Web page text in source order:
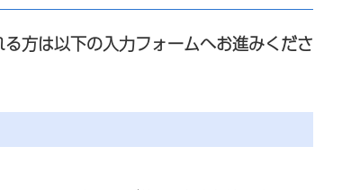
方は以下の入力フォームへお進みくださ